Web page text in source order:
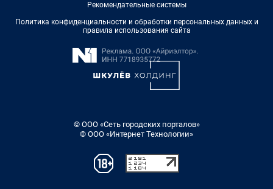
Рекомендательные системы
Политика конфиденциальности и обработки персональных данных и
правила использования сайта
© ООО «Сеть городских порталов»
© ООО «Интернет Технологии»